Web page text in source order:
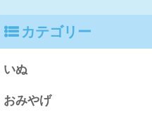
カテゴリー
いぬ
おみやげ